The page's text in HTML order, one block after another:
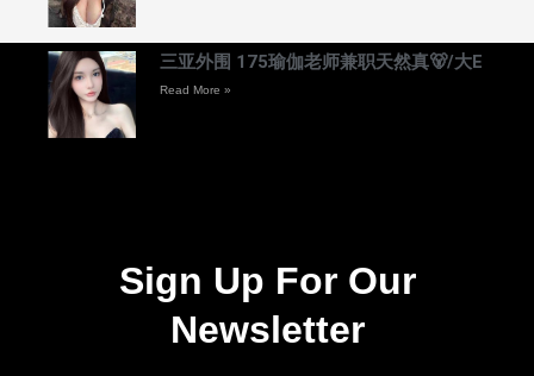
三亚外围 175瑜伽老师兼职天然真🐻/大E
Read More »
Sign Up For Our
Newsletter